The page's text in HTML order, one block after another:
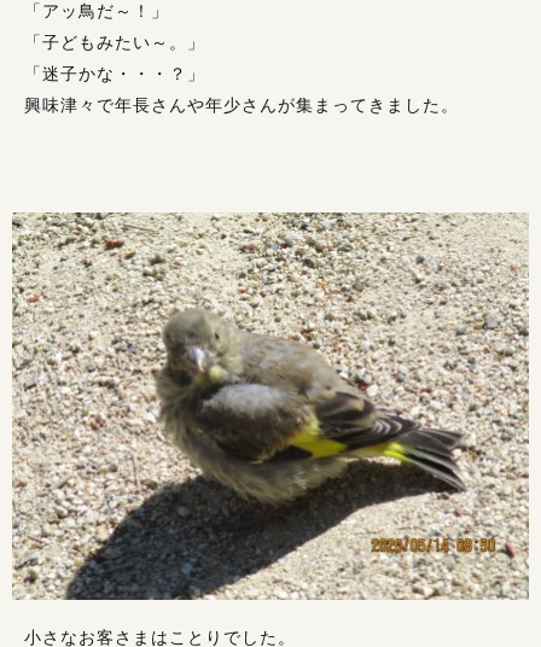
「アッ鳥だ～！」
「子どもみたい～。」
「迷子かな・・・？」
興味津々で年長さんや年少さんが集まってきました。
小さなお客さまはことりでした。